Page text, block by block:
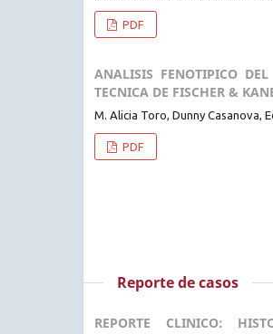
PDF
ANALISIS FENOTIPICO
TECNICA DE FISCHER &
M. Alicia Toro, Dunny Casanova,
PDF
Reporte de casos
REPORTE CLINICO: